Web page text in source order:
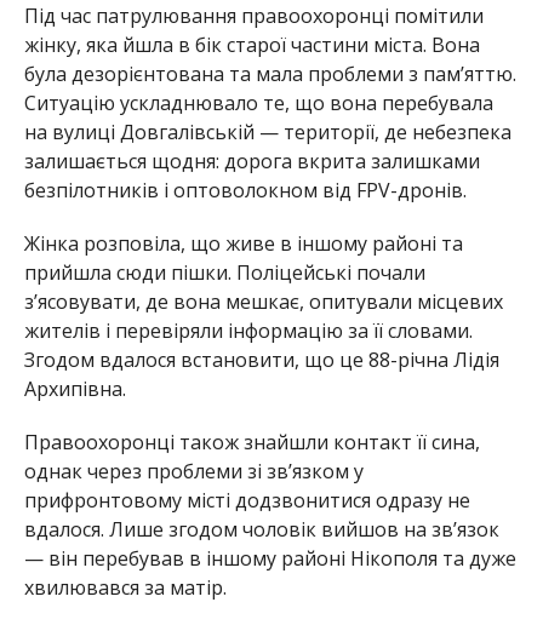
Під час патрулювання правоохоронці помітили
жінку, яка йшла в бік старої частини міста. Вона
була дезорієнтована та мала проблеми з пам’яттю.
Ситуацію ускладнювало те, що вона перебувала
на вулиці Довгалівській — території, де небезпека
залишається щодня: дорога вкрита залишками
безпілотників і оптоволокном від FPV-дронів.
Жінка розповіла, що живе в іншому районі та
прийшла сюди пішки. Поліцейські почали
з’ясовувати, де вона мешкає, опитували місцевих
жителів і перевіряли інформацію за її словами.
Згодом вдалося встановити, що це 88-річна Лідія
Архипівна.
Правоохоронці також знайшли контакт її сина,
однак через проблеми зі зв’язком у
прифронтовому місті додзвонитися одразу не
вдалося. Лише згодом чоловік вийшов на зв’язок
— він перебував в іншому районі Нікополя та дуже
хвилювався за матір.